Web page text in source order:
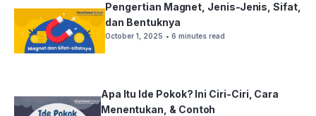
Pengertian Magnet, Jenis-Jenis, Sifat,
dan Bentuknya
October 1, 2025 • 6 minutes read
Apa Itu Ide Pokok? Ini Ciri-Ciri, Cara
Menentukan, & Contoh